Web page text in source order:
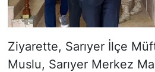
Ziyarette, Sarıyer İlçe
Muslu, Sarıyer Merkez